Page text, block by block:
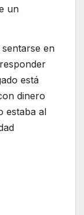
un
en
está
dinero
estaba al